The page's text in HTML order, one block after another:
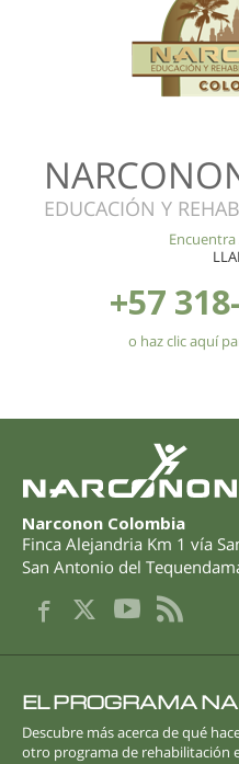
EDUCACIÓN Y
+57
o haz clic aquí
Narconon Colombia
Finca Alejandria Km 1 vía
San Antonio del
EL PROGRAMA
Descubre más acerca de qué
otro programa de rehabilitación